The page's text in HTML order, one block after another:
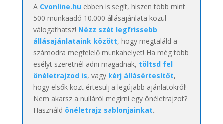
A Cvonline.huebben is segít, hiszen több mint
500 munkaadó 10.000 állásajánlata közül
válogathatsz! Nézz szét legfrissebb
állásajánlataink között, hogy megtaláld a
számodra megfelelő munkahelyet! Ha még több
esélyt szeretnél adni magadnak, töltsd fel
önéletrajzod is, vagy kérj állásértesítőt,
hogy elsők közt értesülj a legújabb ajánlatokról!
Nem akarsz a nulláról megírni egy önéletrajzot?
Használd önéletrajz sablonjainkat.